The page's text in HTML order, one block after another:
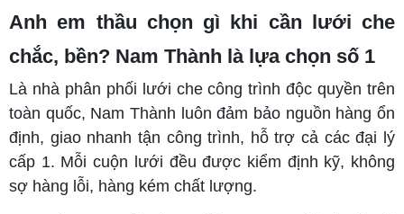
Anh em thầu chọn gì khi cần lưới che
chắc, bền? Nam Thành là lựa chọn số 1
Là nhà phân phối lưới che công trình độc quyền trên
toàn quốc, Nam Thành luôn đảm bảo nguồn hàng ổn
định, giao nhanh tận công trình, hỗ trợ cả các đại lý
cấp 1. Mỗi cuộn lưới đều được kiểm định kỹ, không
sợ hàng lỗi, hàng kém chất lượng.